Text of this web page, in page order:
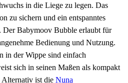
in die Liege zu legen. Das
zu sichern und ein entspanntes
Der Babymoov Bubble erlaubt für
Bedienung und Nutzung.
in der Wippe sind einfach
sich in seinen Maßen als kompakt
Alternativ ist die Nuna